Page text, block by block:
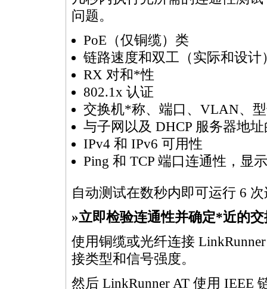
问题。
PoE（仅铜缆）类
链路速度和双工（实际和设计
RX 对和*性
802.1x 认证
交换机*称、端口、VLAN、
与子网以及 DHCP 服务器地
IPv4 和 IPv6 可用性
Ping 和 TCP 端口连通性，显
自动测试在数秒内即可运行 6
»立即检验连通性并确定*近的
使用铜缆或光纤连接
接类型和信号强度。
然后 LinkRunner AT 使用 IEEE